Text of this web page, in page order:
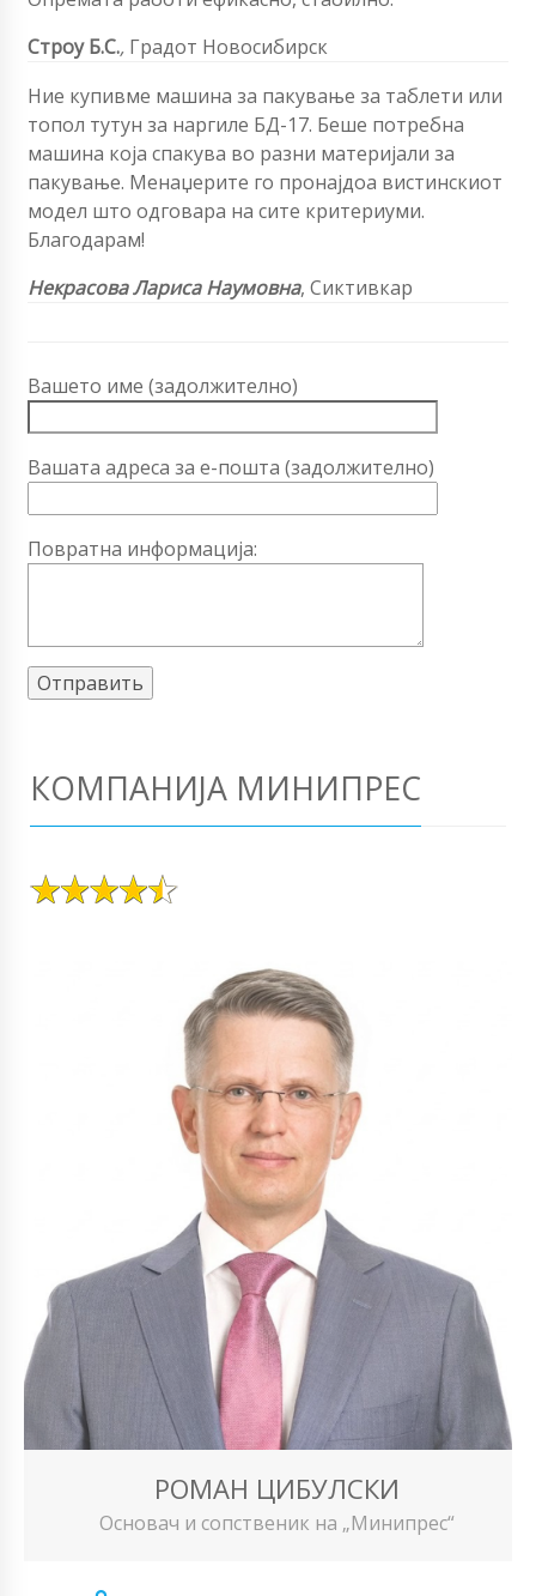
Строу Б.С., Градот Новосибирск
Ние купивме машина за пакување за таблети или
топол тутун за наргиле БД-17. Беше потребна
машина која спакува во разни материјали за
пакување. Менаџерите го пронајдоа вистинскиот
модел што одговара на сите критериуми.
Благодарам!
Некрасова Лариса Наумовна, Сиктивкар
Вашето име (задолжително)
Вашата адреса за е-пошта (задолжително)
Повратна информација:
КОМПАНИЈА МИНИПРЕС
РОМАН ЦИБУЛСКИ
Основач и сопственик на „Минипрес“